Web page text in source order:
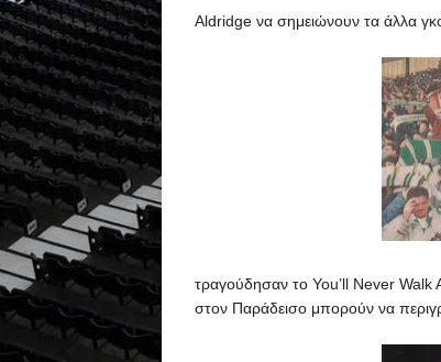
Aldridge να σημειώνουν τα άλλα
τραγούδησαν το You’ll Never Walk
στον Παράδεισο μπορούν να